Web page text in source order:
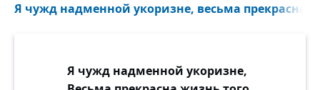
Я чужд надменной укоризне, весьма прекрасна
Я чужд надменной укоризне,